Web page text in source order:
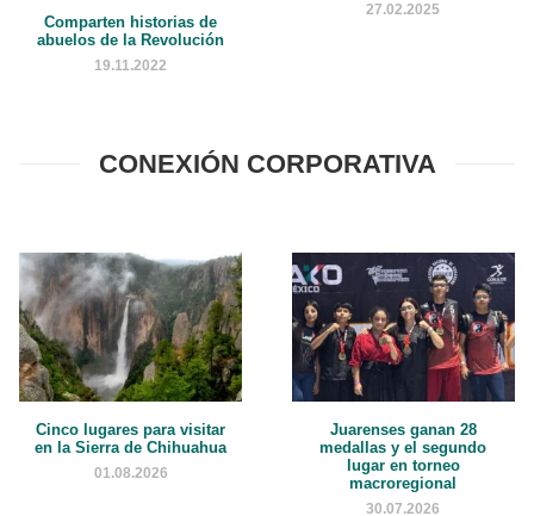
Comparten historias de
abuelos de la Revolución
19.11.2022
27.02.2025
CONEXIÓN CORPORATIVA
Cinco lugares para visitar
en la Sierra de Chihuahua
01.08.2026
Juarenses ganan 28
medallas y el segundo
lugar en torneo
macroregional
30.07.2026